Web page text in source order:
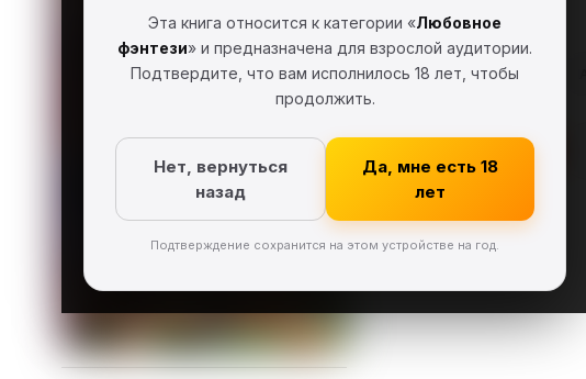
Эта книга относится к категории «Любовное
фэнтези» и предназначена для взрослой аудитории.
Подтвердите, что вам исполнилось 18 лет, чтобы
продолжить.
Да, мне есть 18
лет
Нет, вернуться
назад
Подтверждение сохранится на этом устройстве на год.
2017 г.FB2Фрагмент
Любовное фэнтези
Скачать FB2